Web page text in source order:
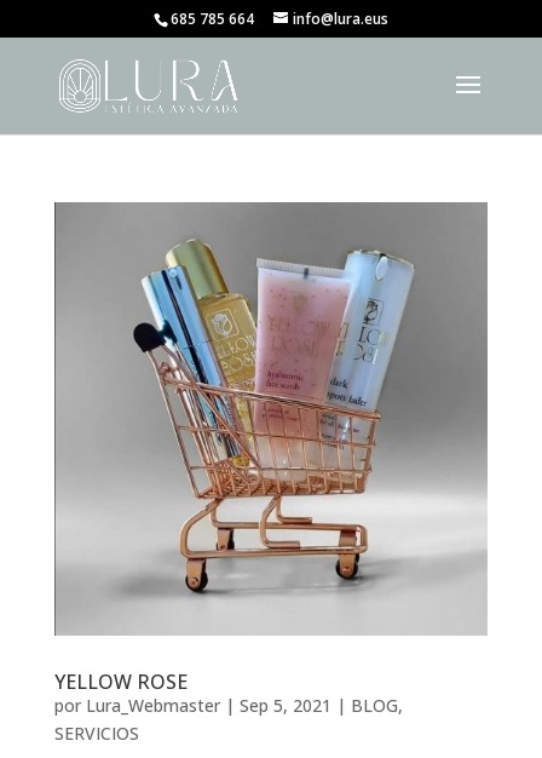
685 785 664 info@lura.eus
YELLOW ROSE
por Lura_Webmaster| Sep 5, 2021 | BLOG,
SERVICIOS